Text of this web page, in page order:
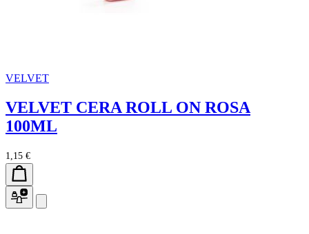
VELVET
VELVET CERA ROLL ON ROSA
100ML
1,15 €